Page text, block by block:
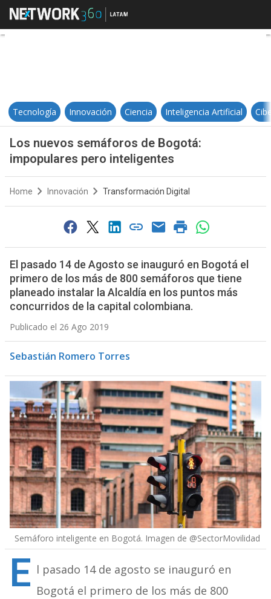
Los nuevos semáforos de
Tecnología Innovación Ciencia Inteligencia Artificial
Los nuevos semáforos de Bogotá:
impopulares pero inteligentes
Home Innovación Transformación Digital
El pasado 14 de Agosto se inauguró en Bogotá el
primero de los más de 800 semáforos que tiene
planeado instalar la Alcaldía en los puntos más
concurridos de la capital colombiana.
Publicado el 26 Ago 2019
Sebastián Romero Torres
Semáforo inteligente en Bogotá. Imagen de @SectorMovilidad
E l pasado 14 de agosto se inauguró en
Bogotá el primero de los más de 800